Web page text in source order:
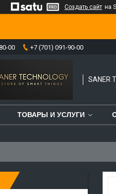
Создать сайт на
00 +7 (701) 091-90-00
SANER
ТОВАРЫ И УСЛУГИ